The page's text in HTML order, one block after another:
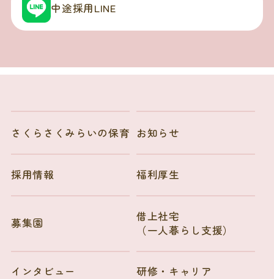
中途採用LINE
さくらさくみらいの保育 お知らせ
採用情報 福利厚生
募集園
借上社宅
（一人暮らし支援）
インタビュー 研修・キャリア